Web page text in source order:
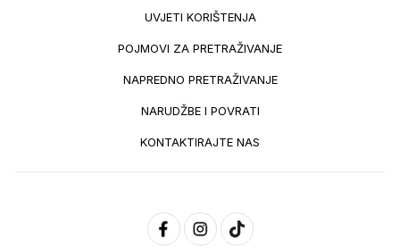
UVJETI KORIŠTENJA
POJMOVI ZA PRETRAŽIVANJE
NAPREDNO PRETRAŽIVANJE
NARUDŽBE I POVRATI
KONTAKTIRAJTE NAS